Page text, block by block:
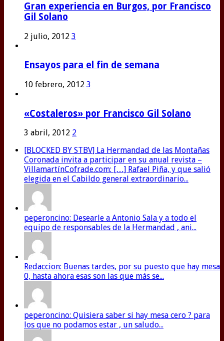
Gran experiencia en Burgos, por Francisco
Gil Solano
2 julio, 2012 3
Ensayos para el fin de semana
10 febrero, 2012 3
«Costaleros» por Francisco Gil Solano
3 abril, 2012 2
[BLOCKED BY STBV] La Hermandad de las Montañas
Coronada invita a participar en su anual revista –
VillamartínCofrade.com: […] Rafael Piña, y que salió
elegida en el Cabildo general extraordinario...
peperoncino: Desearle a Antonio Sala y a todo el
equipo de responsables de la Hermandad , ani...
Redaccion: Buenas tardes, por su puesto que hay mesa
0, hasta ahora esas son las que más se...
peperoncino: Quisiera saber si hay mesa cero ? para
los que no podamos estar , un saludo...